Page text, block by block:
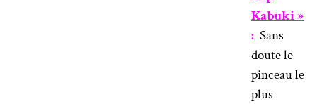
Kabuki »
: Sans
doute le
pinceau le
plus